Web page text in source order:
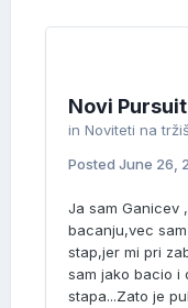
Novi Pursuit
in Noviteti na
Posted June 26,
Ja sam Ganicev
bacanju,vec
stap,jer mi pri
sam jako bacio i
stapa...Zato je